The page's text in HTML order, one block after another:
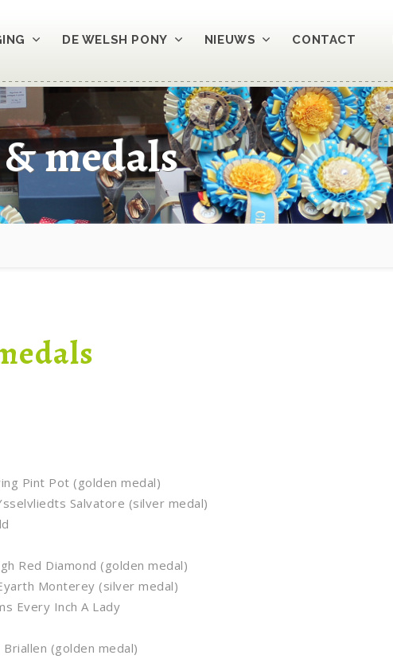
DE WELSH PONY NIEUWS CONTACT
medals
Pint Pot (golden medal)
Salvatore (silver medal)
Red Diamond (golden medal)
Monterey (silver medal)
Every Inch A Lady
Briallen (golden medal)